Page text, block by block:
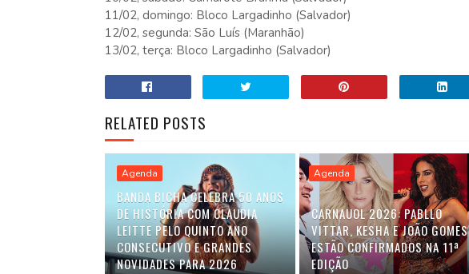
11/02, domingo: Bloco Largadinho (Salvador)
12/02, segunda: São Luís (Maranhão)
13/02, terça: Bloco Largadinho (Salvador)
RELATED POSTS
Agenda
BANDA BICHA CELEBRA 50 ANOS
DE HISTÓRIA COM CLAUDIA
LEITTE PELO QUINTO ANO
CONSECUTIVO E GRANDES
NOVIDADES PARA 2026
Agenda
CARNAUOL 2026: PABLLO
VITTAR, KESHA E JOÃO GOMES
ESTÃO CONFIRMADOS NA 11ª
EDIÇÃO